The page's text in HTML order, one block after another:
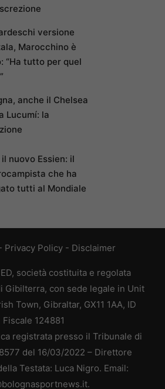
versione
Marocchino è
“Ha tutto per quel
anche il Chelsea
Lucumí: la
nuovo Essien: il
che ha
tutti al Mondiale
Privacy Policy- Disclaimer
società costituita e regolata
Gibilterra, con sede legale in Unit
Town, Gibraltar, GX11 1AA, ID
Fiscale 124881
registrata presso il Tribunale di
del 16/03/2022 – Direttore
Testata: Luca Nigro. Email: